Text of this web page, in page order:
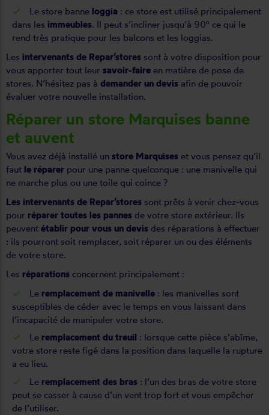
Le store banne loggia : ce store est utilisé principalement
dans les immeubles. Il peut s’incliner jusqu’à 90° ce qui le
rend très pratique pour les balcons et les loggias.
Les intervenants de Repar’stores sont à votre disposition pour
vous apporter tout leur savoir-faire en matière de pose de
stores. N’hésitez pas à demander un devis afin de pouvoir
évaluer votre nouvelle installation.
Réparer un store Marquises banne
et auvent
Vous avez déjà installé un store Marquises et vous pensez qu’il
faut le réparer pour une panne quelconque : une manivelle qui
ne marche plus ou une toile qui coince ?
Les intervenants de Repar’stores sont prêts à venir chez-vous
pour réparer toutes les pannes de votre store extérieur. Ils
peuvent établir pour vous un devis des réparations à effectuer
: ils pourront soit remplacer, soit réparer un ou des éléments
de votre store.
Les réparations concernent principalement :
Le remplacement de manivelle : les manivelles sont
susceptibles de céder avec le temps en vous laissant dans
l’incapacité de manipuler votre store.
Le remplacement du treuil : lorsque cette pièce s’abîme,
votre store reste figé dans la position dans laquelle la rupture
a eu lieu.
Le remplacement des bras : l’un des bras de votre store
peut se casser à cause d’un vent trop fort et vous empêcher
de l’utiliser.